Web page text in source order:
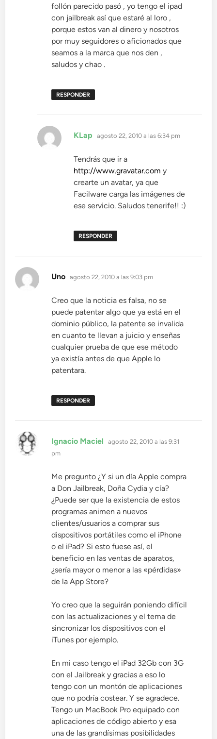
follón parecido pasó , yo tengo el ipad
con jailbreak así que estaré al loro ,
porque estos van al dinero y nosotros
por muy seguidores o aficionados que
seamos a la marca que nos den ,
saludos y chao .
RESPONDER
KLap dice:
agosto 22, 2010 a las 6:34 pm
Tendrás que ir a
http://www.gravatar.com y
crearte un avatar, ya que
Facilware carga las imágenes de
ese servicio. Saludos tenerife!! :)
RESPONDER
Uno dice:
agosto 22, 2010 a las 9:03 pm
Creo que la noticia es falsa, no se
puede patentar algo que ya está en el
dominio público, la patente se invalida
en cuanto te llevan a juicio y enseñas
cualquier prueba de que ese método
ya existía antes de que Apple lo
patentara.
RESPONDER
Ignacio Maciel dice:
agosto 22, 2010 a las 9:31
pm
Me pregunto ¿Y si un día Apple compra
a Don Jailbreak, Doña Cydia y cía?
¿Puede ser que la existencia de estos
programas animen a nuevos
clientes/usuarios a comprar sus
dispositivos portátiles como el iPhone
o el iPad? Si esto fuese así, el
beneficio en las ventas de aparatos,
¿sería mayor o menor a las «pérdidas»
de la App Store?
Yo creo que la seguirán poniendo difícil
con las actualizaciones y el tema de
sincronizar los dispositivos con el
iTunes por ejemplo.
En mi caso tengo el iPad 32Gb con 3G
con el Jailbreak y gracias a eso lo
tengo con un montón de aplicaciones
que no podría costear. Y se agradece.
Tengo un MacBook Pro equipado con
aplicaciones de código abierto y esa
una de las grandísimas posibilidades